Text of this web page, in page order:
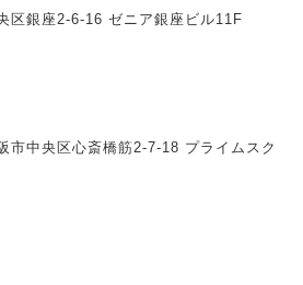
銀座2-6-16 ゼニア銀座ビル11F
中央区心斎橋筋2-7-18 プライムスク